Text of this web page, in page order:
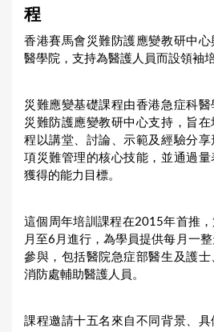
程
香港賽馬會災難防護應變教研中
醫學院，支持為醫護人員而設領袖
災難應變基礎課程由香港急症科
災難防護應變教研中心支持，旨
程以講堂、討論、示範及經驗分
項災難管理的核心技能，並通過
獲得的能力目標。
這個周年培訓課程在2015年首推
月至6月進行，為學員提供每月一
參與，包括醫院急症部醫生及護
消防處輔助醫護人員。
課程邀請十五名來自不同背景、